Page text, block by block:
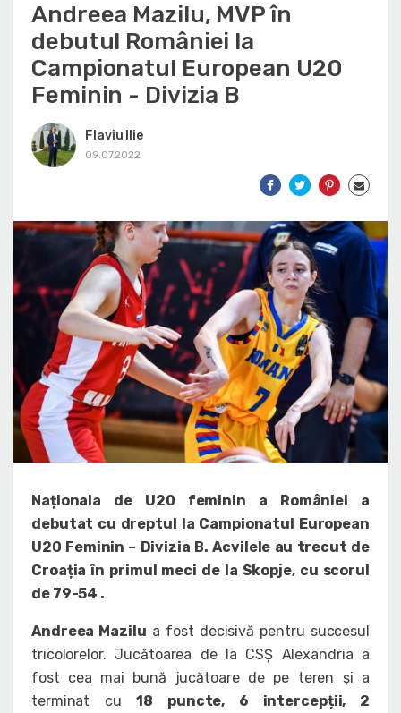
Andreea Mazilu, MVP în
debutul României la
Campionatul European U20
Feminin - Divizia B
Flaviu Ilie
09.07.2022
Naționala de U20 feminin a României a
debutat cu dreptul la Campionatul European
U20 Feminin – Divizia B. Acvilele au trecut de
Croația în primul meci de la Skopje, cu scorul
de 79-54 .
Andreea Mazilu a fost decisivă pentru succesul
tricolorelor. Jucătoarea de la CSȘ Alexandria a
fost cea mai bună jucătoare de pe teren și a
terminat cu18 puncte, 6 intercepții, 2